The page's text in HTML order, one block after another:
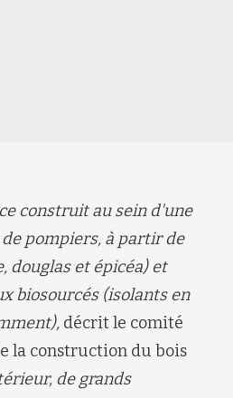
construit au sein d'une
pompiers, à partir de
douglas et épicéa) et
biosourcés (isolants en
décrit le comité
la construction du bois
de grands